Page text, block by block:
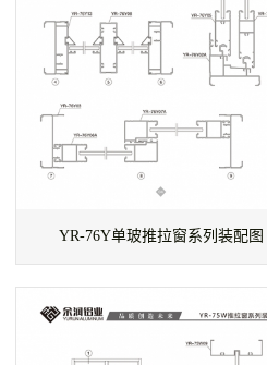
YR-76Y单玻推拉窗系列装配图